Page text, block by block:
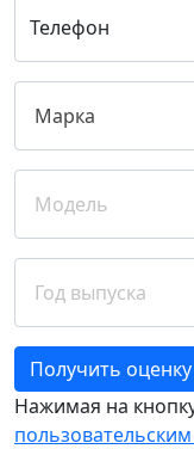
Телефон
Получить
Нажимая на